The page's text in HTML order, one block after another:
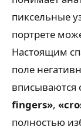
пиксельные
портрете
Настоящим
поле
вписываются
fingers»,
полностью